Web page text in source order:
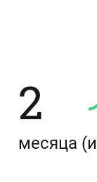
2
месяца